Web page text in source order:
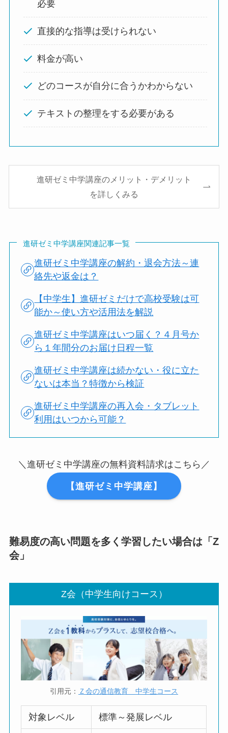
必要
直接的な指導は受けられない
料金が高い
どのコースが自分に合うかわからない
テキストの整理をする必要がある
進研ゼミ中学講座のメリット・デメリット
を詳しくみる
進研ゼミ中学講座関連記事一覧
進研ゼミ中学講座の解約・退会方法～連
絡先や返金は？
【中学生】進研ゼミだけで高校受験は可
能か～使い方や活用法を解説
進研ゼミ中学講座はいつ届く？４月号か
ら１年間分のお届け日程一覧
進研ゼミ中学講座は続かない・役に立た
ないは本当？特徴から検証
進研ゼミ中学講座の再入会・タブレット
利用はいつから可能？
＼進研ゼミ中学講座の無料資料請求はこちら／
【進研ゼミ中学講座】
難易度の高い問題を多く学習したい場合は「Z
会」
Z会（中学生向けコース）
引用元： Ｚ会の通信教育 中学生コース
対象レベル 標準～発展レベル